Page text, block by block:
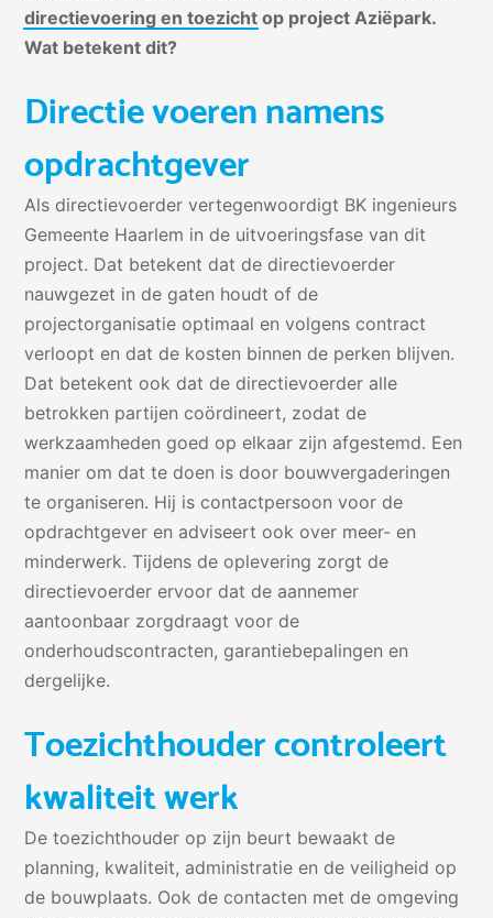
directievoering en toezicht op project Aziëpark.
Wat betekent dit?
Directie voeren namens
opdrachtgever
Als directievoerder vertegenwoordigt BK ingenieurs
Gemeente Haarlem in de uitvoeringsfase van dit
project. Dat betekent dat de directievoerder
nauwgezet in de gaten houdt of de
projectorganisatie optimaal en volgens contract
verloopt en dat de kosten binnen de perken blijven.
Dat betekent ook dat de directievoerder alle
betrokken partijen coördineert, zodat de
werkzaamheden goed op elkaar zijn afgestemd. Een
manier om dat te doen is door bouwvergaderingen
te organiseren. Hij is contactpersoon voor de
opdrachtgever en adviseert ook over meer- en
minderwerk. Tijdens de oplevering zorgt de
directievoerder ervoor dat de aannemer
aantoonbaar zorgdraagt voor de
onderhoudscontracten, garantiebepalingen en
dergelijke.
Toezichthouder controleert
kwaliteit werk
De toezichthouder op zijn beurt bewaakt de
planning, kwaliteit, administratie en de veiligheid op
de bouwplaats. Ook de contacten met de omgeving